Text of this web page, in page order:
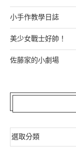
小手作教學日誌
美少女戰士好帥！
佐藤家的小劇場